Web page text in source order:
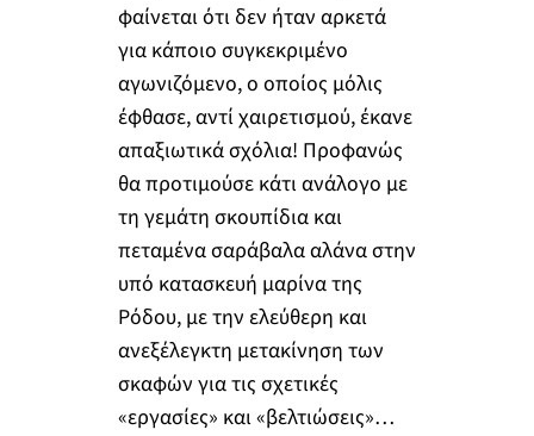
φαίνεται ότι δεν ήταν αρκετά
για κάποιο συγκεκριμένο
αγωνιζόμενο, ο οποίος μόλις
έφθασε, αντί χαιρετισμού, έκανε
απαξιωτικά σχόλια! Προφανώς
θα προτιμούσε κάτι ανάλογο με
τη γεμάτη σκουπίδια και
πεταμένα σαράβαλα αλάνα στην
υπό κατασκευή μαρίνα της
Ρόδου, με την ελεύθερη και
ανεξέλεγκτη μετακίνηση των
σκαφών για τις σχετικές
«εργασίες» και «βελτιώσεις»…